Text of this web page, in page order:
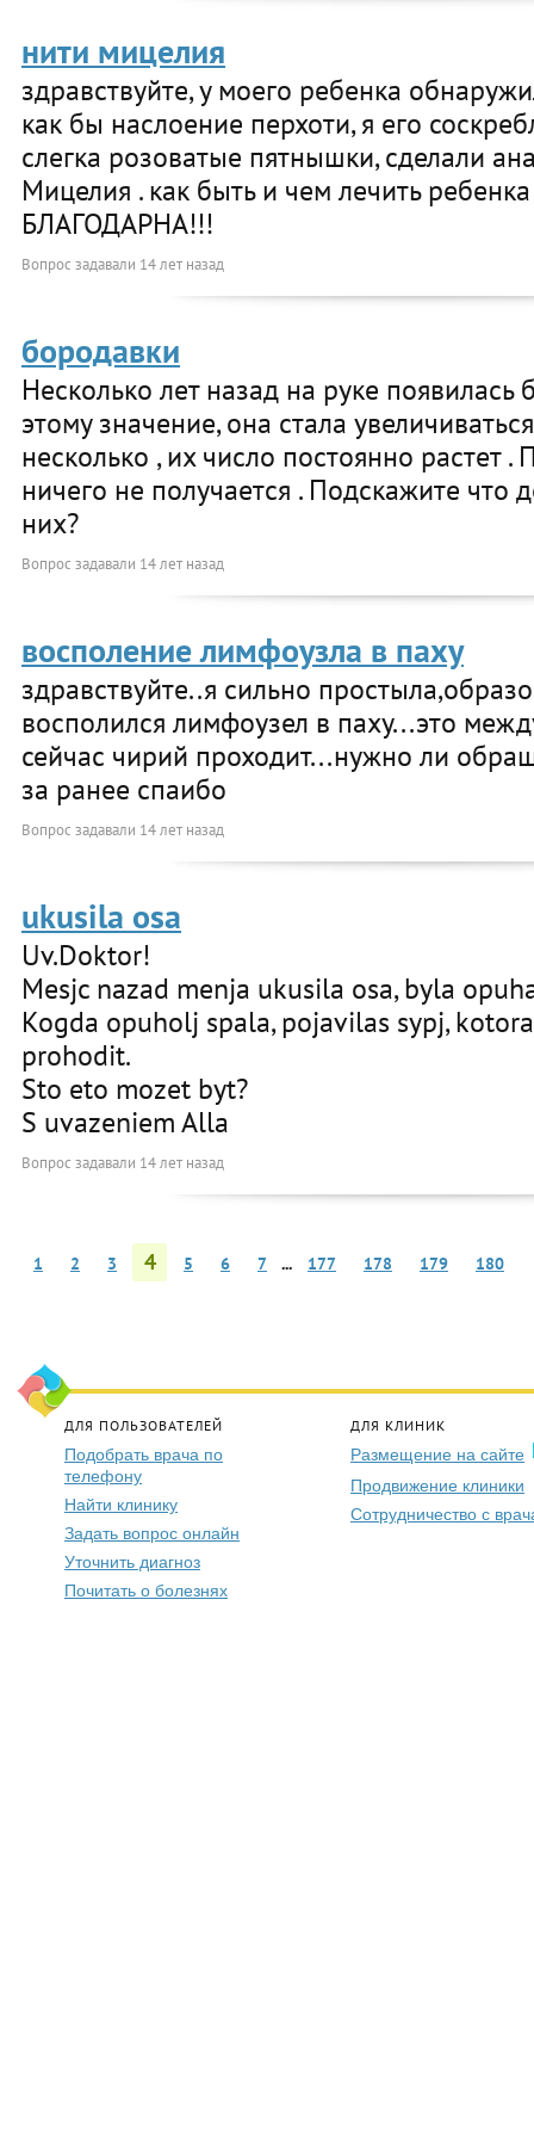
нити мицелия
здравствуйте, у моего ребенка
как бы наслоение перхоти, я его
слегка розоватые пятнышки, сделали
Мицелия . как быть и чем лечить
БЛАГОДАРНА!!!
Вопрос задавали 14 лет назад
бородавки
Несколько лет назад на руке
этому значение, она стала
несколько , их число постоянно растет .
ничего не получается . Подскажите что
них?
Вопрос задавали 14 лет назад
восполение лимфоузла в паху
здравствуйте..я сильно
восполился лимфоузел в паху...это
сейчас чирий проходит...нужно ли
за ранее спаибо
Вопрос задавали 14 лет назад
ukusila osa
Uv.Doktor!
Mesjc nazad menja ukusila osa, byla
Kogda opuholj spala, pojavilas sypj,
prohodit.
Sto eto mozet byt?
S uvazeniem Alla
Вопрос задавали 14 лет назад
1 2 3 4 5 6 7 ... 177 178 179 180
ДЛЯ ПОЛЬЗОВАТЕЛЕЙ
Подобрать врача по
телефону
Найти клинику
Задать вопрос онлайн
Уточнить диагноз
Почитать о болезнях
ДЛЯ КЛИНИК
Размещение на сайте
Продвижение клиники
Сотрудничество с